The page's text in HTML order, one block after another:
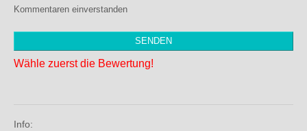
Kommentaren einverstanden
Wähle zuerst die Bewertung!
Info: